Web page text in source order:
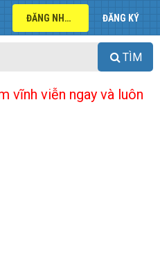
ĐĂNG NHẬP ĐĂNG KÝ
TÌM
vĩnh viễn ngay và luôn